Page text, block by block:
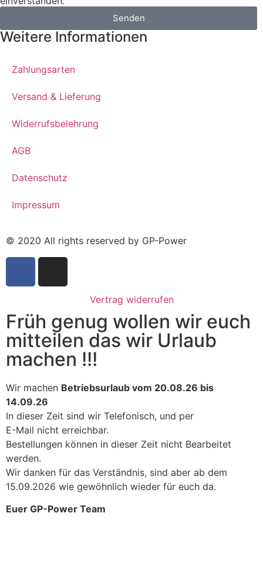
Senden
Weitere Informationen
Zahlungsarten
Versand & Lieferung
Widerrufsbelehrung
AGB
Datenschutz
Impressum
© 2020 All rights reserved by GP-Power
Vertrag widerrufen
Früh genug wollen wir euch
mitteilen das wir Urlaub
machen !!!
Wir machen Betriebsurlaub vom 20.08.26 bis
14.09.26
In dieser Zeit sind wir Telefonisch, und per
E-Mail nicht erreichbar.
Bestellungen können in dieser Zeit nicht Bearbeitet
werden.
Wir danken für das Verständnis, sind aber ab dem
15.09.2026 wie gewöhnlich wieder für euch da.
Euer GP-Power Team